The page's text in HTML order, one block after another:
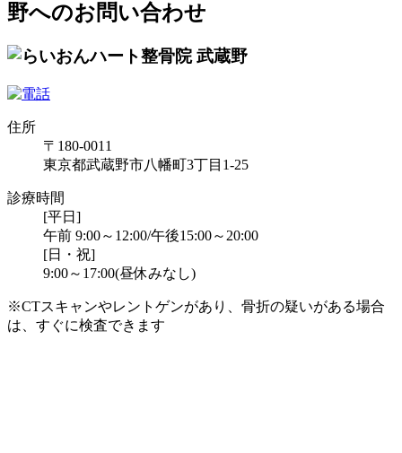
野へのお問い合わせ
住所
〒180-0011
東京都武蔵野市八幡町3丁目1-25
診療時間
[平日]
午前 9:00～12:00/午後15:00～20:00
[日・祝]
9:00～17:00(昼休みなし)
※CTスキャンやレントゲンがあり、骨折の疑いがある場合
は、すぐに検査できます